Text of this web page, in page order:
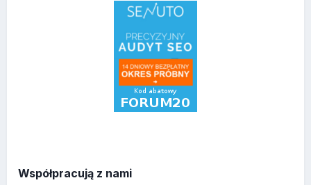
Współpracują z nami